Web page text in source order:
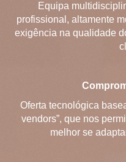
Equipa
profissional, altamente
exigência na qualidade
Oferta tecnológica
vendors”, que nos
melhor se